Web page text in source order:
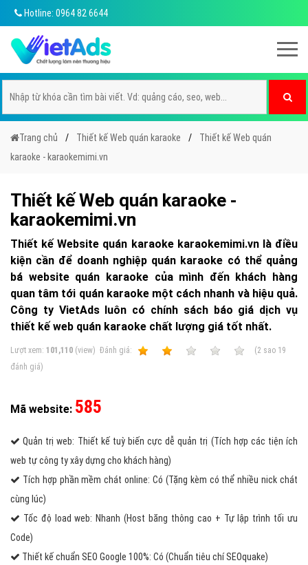
Hotline: 0964 82 6644
Trang chủ Thiết kế Web quán karaoke
Thiết kế Web quán
karaoke - karaokemimi.vn
Thiết kế Web quán karaoke -
karaokemimi.vn
Thiết kế Website quán karaoke karaokemimi.vn là điều
kiện cần để doanh nghiệp quán karaoke có thể quảng
bá website quán karaoke của mình đến khách hàng
quan tâm tới quán karaoke một cách nhanh và hiệu quả.
Công ty VietAds luôn có chính sách báo giá dịch vụ
thiết kế web quán karaoke chất lượng giá tốt nhất.
Lượt xem: 101,110 (view) Ðánh giá: (2 sao 19
đánh giá)
Mã website: 585
Quản trị web: Thiết kế tuỳ biến cực dễ quản trị (Tích hợp các tiện ích
web tự công ty xây dựng cho khách hàng)
Tích hợp phần mềm chát online: Có (Tặng kèm có thể nhiều nick chát
cùng lúc)
Tốc độ load web: Nhanh (Host băng thông cao + Tự lập trình tối ưu
Code)
Thiết kế chuẩn SEO Google 100%: Có (Chuẩn tiêu chí SEOquake)